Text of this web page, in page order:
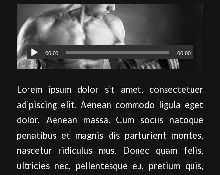
00:00 00:00
Lorem ipsum dolor sit amet, consectetuer
adipiscing elit. Aenean commodo ligula eget
dolor. Aenean massa. Cum sociis natoque
penatibus et magnis dis parturient montes,
nascetur ridiculus mus. Donec quam felis,
ultricies nec, pellentesque eu, pretium quis,